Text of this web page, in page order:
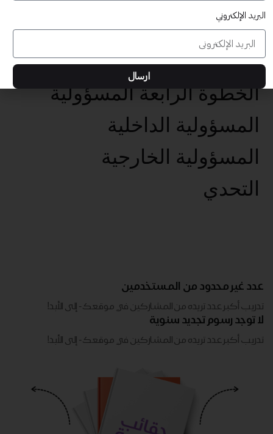
عناصر تحقيق الأهداف الخمس
تحديد الهدف الفعال
الخطوة الرابعة المسؤولية
المسؤولية الداخلية
المسؤولية الخارجية
التحدي
عدد غير محدود من المستخدمين
تدريب أكبر عدد تريده من المشاركين في موقعك - ​​إلى الأبد!
لا توجد رسوم تجديد سنوية
تدريب أكبر عدد تريده من المشاركين في موقعك - ​​إلى الأبد!
البريد الإلكتروني
ارسال